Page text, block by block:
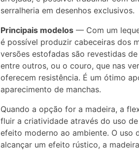
serralheria em desenhos exclusivos.
Principais modelos — Com um
é possível produzir cabeceiras dos
versões estofadas são revestidas
entre outros, ou o couro, que nas
oferecem resistência. É um ótimo
aparecimento de manchas.
Quando a opção for a madeira, a
fluir a criatividade através do uso
efeito moderno ao ambiente. O uso
alcançar um efeito rústico, a